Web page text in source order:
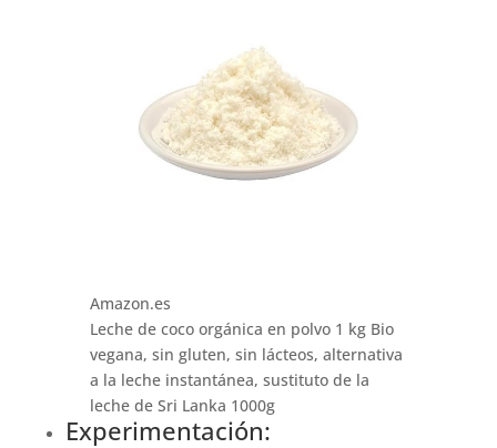
Amazon.es
Leche de coco orgánica en polvo 1 kg Bio
vegana, sin gluten, sin lácteos, alternativa
a la leche instantánea, sustituto de la
leche de Sri Lanka 1000g
Experimentación: